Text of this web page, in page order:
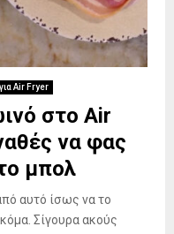
Air Fryer
στο Air
να φας
μπολ
αυτό ίσως να το
Σίγουρα ακούς